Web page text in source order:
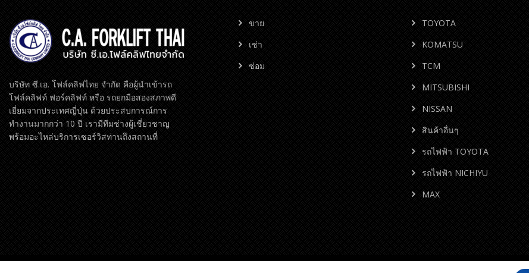
บริษัท ซี.เอ. โฟล์คลิฟไทย จำกัด คือผู้นำเข้ารถ
โฟล์คลิฟท์ ฟอร์คลิฟท์ หรือ รถยกมือสองสภาพดี
เยี่ยมจากประเทศญี่ปุ่น ด้วยประสบการณ์การ
ทำงานมากกว่า 10 ปี เรามีทีมช่างผู้เชี่ยวชาญ
พร้อมอะไหล่บริการเซอร์วิสท่านถึงสถานที่
ขาย
เช่า
ซ่อม
TOYOTA
KOMATSU
TCM
MITSUBISHI
NISSAN
สินค้าอื่นๆ
รถไฟฟ้า TOYOTA
รถไฟฟ้า NICHIYU
MAX